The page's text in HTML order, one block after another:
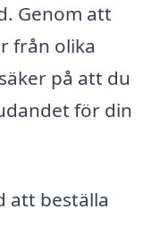
Genom att
från olika
på att du
för din
att beställa